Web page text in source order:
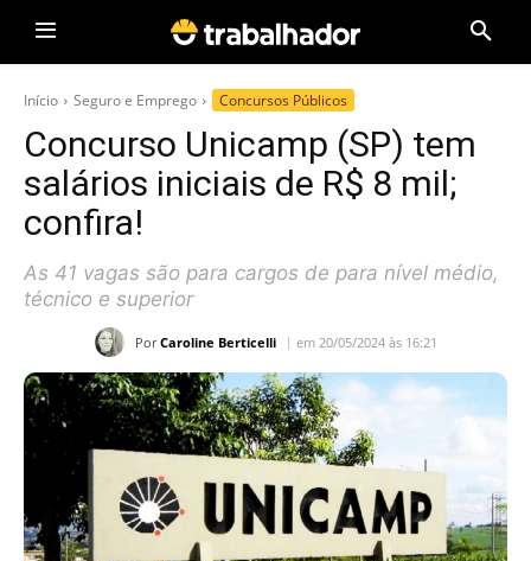
Início Seguro e Emprego Concursos Públicos
Concurso Unicamp (SP) tem
salários iniciais de R$ 8 mil;
confira!
As 41 vagas são para cargos de para nível médio,
técnico e superior
Por Caroline Berticelli em 20/05/2024 às 16:21